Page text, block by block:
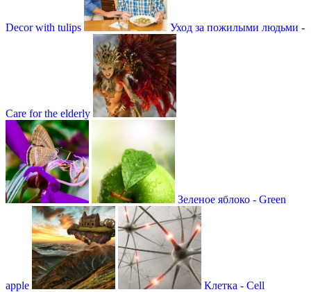
Decor with tulips Уход за пожилыми людьми -
Care for the elderly
Зеленое яблоко - Green
apple Клетка - Сell